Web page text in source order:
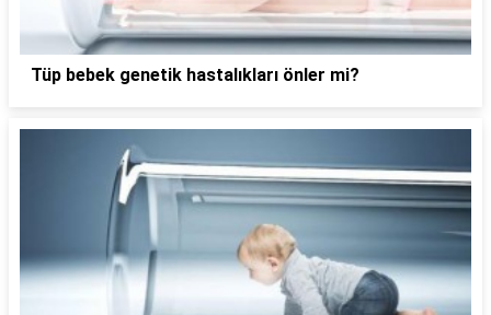
Tüp bebek genetik hastalıkları önler mi?